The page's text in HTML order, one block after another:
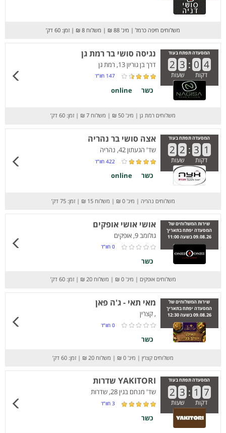
משלוחים חיפה כרמל | מינ' 88 ₪ | משלוח 8 ₪ | זמן: 60 דק’
המסעדה תפתח בעוד
2 3 : 0 4
דקות שעות
נגיסה סושי בר רמת גן
דרך בן גוריון 13, רמת גן
147 חוו”ד
כשר online
משלוחים רמת גן | מינ' 50 ₪ | משלוח 7 ₪ | זמן: 60 דק’
המסעדה תפתח בעוד
2 2 : 3 1
דקות שעות
אצה סושי בר נהריה
שד' הגעתון 42, נהריה
422 חוו”ד
כשר online
משלוחים נהריה | מינ' 0 ₪ | משלוח 15 ₪ | זמן: 75 דק’
שירות המשלוחים של
המסעדה יפתח בתאריך
09.08.26 בשעה 11:00
אושי אושי אופקים
גולומב 9, אופקים
0 חוו”ד
כשר
משלוחים אופקים | מינ' 0 ₪ | משלוח 20 ₪ | זמן: 60 דק’
שירות המשלוחים של
המסעדה יפתח בתאריך
09.08.26 בשעה 12:30
מאי תאי - ג'ה פאן
, קצרין
0 חוו”ד
כשר
משלוחים קצרין | מינ' 0 ₪ | משלוח 20 ₪ | זמן: 60 דק’
המסעדה תפתח בעוד
2 3 : 1 7
דקות שעות
YAKITORI שדרות
שד' מנחם בגין 28, שדרות
3 חוו”ד
כשר